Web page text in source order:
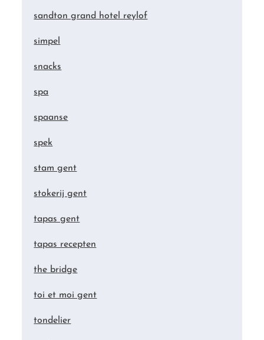
sandton grand hotel reylof
simpel
snacks
spa
spaanse
spek
stam gent
stokerij gent
tapas gent
tapas recepten
the bridge
toi et moi gent
tondelier